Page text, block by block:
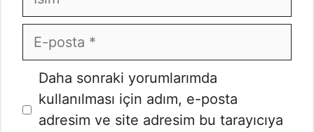
E-
posta
İnternet
sitesi
Daha sonraki yorumlarımda
kullanılması için adım, e-posta
adresim ve site adresim bu tarayıcıya